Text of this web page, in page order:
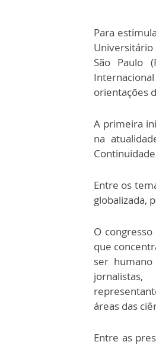
Para
Universitário
São Paulo
orientações
A primeira
na
Entre os
globalizada,
O
que
ser
áreas das
Entre as